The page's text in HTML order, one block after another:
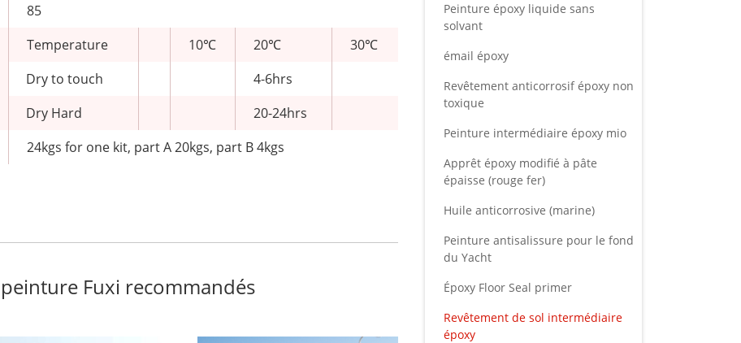
85
Temperature 10℃ 20℃
30℃
Dry to touch
4-6hrs
Dry Hard
20-24hrs
24kgs for one kit, part A 20kgs, part B 4kgs
Fuxi recommandés
Peinture époxy liquide sans
solvant
émail époxy
Revêtement anticorrosif époxy non
toxique
Peinture intermédiaire époxy mio
Apprêt époxy modifié à pâte
épaisse (rouge fer)
Huile anticorrosive (marine)
Peinture antisalissure pour le fond
du Yacht
Époxy Floor Seal primer
Revêtement de sol intermédiaire
époxy